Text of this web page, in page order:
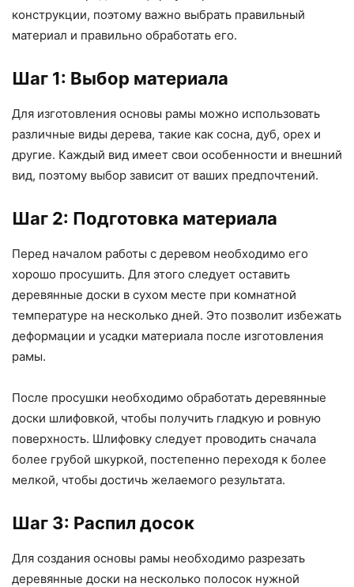
конструкции, поэтому важно выбрать правильный
материал и правильно обработать его.
Шаг 1: Выбор материала
Для изготовления основы рамы можно использовать
различные виды дерева, такие как сосна, дуб, орех и
другие. Каждый вид имеет свои особенности и внешний
вид, поэтому выбор зависит от ваших предпочтений.
Шаг 2: Подготовка материала
Перед началом работы с деревом необходимо его
хорошо просушить. Для этого следует оставить
деревянные доски в сухом месте при комнатной
температуре на несколько дней. Это позволит избежать
деформации и усадки материала после изготовления
рамы.
После просушки необходимо обработать деревянные
доски шлифовкой, чтобы получить гладкую и ровную
поверхность. Шлифовку следует проводить сначала
более грубой шкуркой, постепенно переходя к более
мелкой, чтобы достичь желаемого результата.
Шаг 3: Распил досок
Для создания основы рамы необходимо разрезать
деревянные доски на несколько полосок нужной